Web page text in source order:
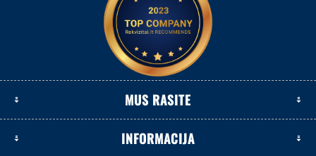
MUS RASITE
INFORMACIJA